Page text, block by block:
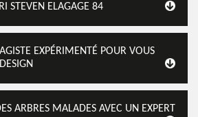
STEVEN ELAGAGE 84
EXPÉRIMENTÉ POUR VOUS
ARBRES MALADES AVEC UN EXPERT